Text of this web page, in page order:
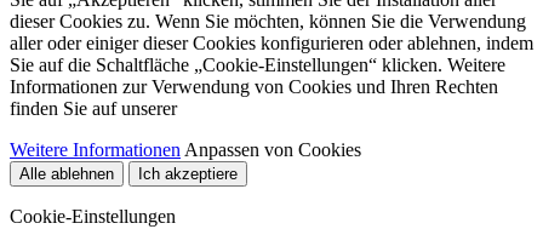
dieser Cookies zu. Wenn Sie möchten, können Sie die Verwendung
aller oder einiger dieser Cookies konfigurieren oder ablehnen, indem
Sie auf die Schaltfläche „Cookie-Einstellungen“ klicken. Weitere
Informationen zur Verwendung von Cookies und Ihren Rechten
finden Sie auf unserer
Weitere Informationen Anpassen von Cookies
Alle ablehnen Ich akzeptiere
Cookie-Einstellungen